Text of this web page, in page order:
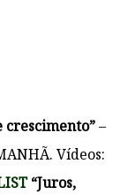
crescimento”–
Vídeos:
“Juros,